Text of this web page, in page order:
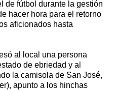
de fútbol durante la gestión
hacer hora para el retorno
aficionados hasta
al local una persona
de ebriedad y al
la camisola de San José,
apunto a los hinchas